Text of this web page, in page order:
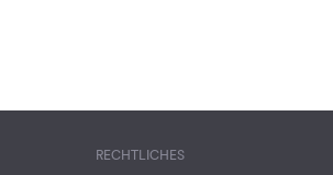
RECHTLICHES